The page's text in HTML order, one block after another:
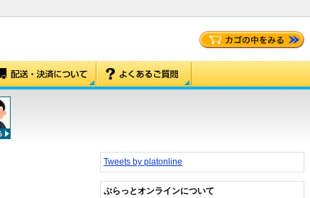
Tweets by platonline
ぷらっとオンラインについて